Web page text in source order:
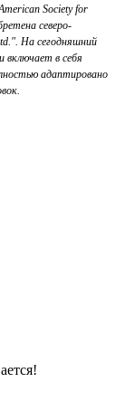
Society for
северо-
На сегодняшний
включает в себя
адаптировано